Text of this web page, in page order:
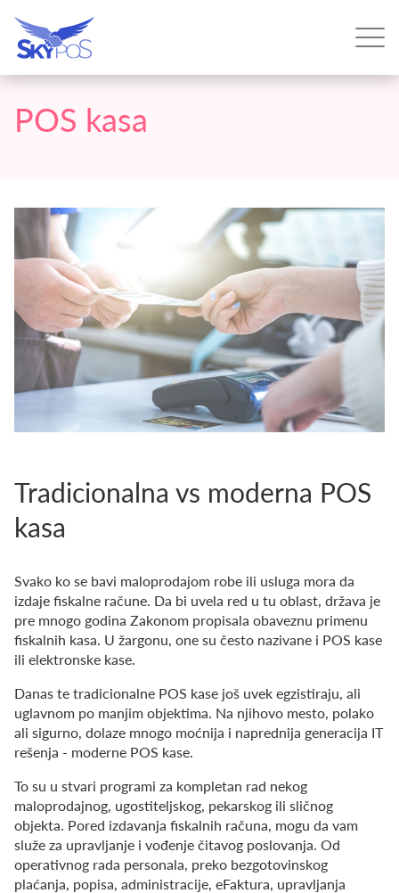
POS kasa
Tradicionalna vs moderna POS
kasa
Svako ko se bavi maloprodajom robe ili usluga mora da
izdaje fiskalne račune. Da bi uvela red u tu oblast, država je
pre mnogo godina Zakonom propisala obaveznu primenu
fiskalnih kasa. U žargonu, one su često nazivane i POS kase
ili elektronske kase.
Danas te tradicionalne POS kase još uvek egzistiraju, ali
uglavnom po manjim objektima. Na njihovo mesto, polako
ali sigurno, dolaze mnogo moćnija i naprednija generacija IT
rešenja - moderne POS kase.
To su u stvari programi za kompletan rad nekog
maloprodajnog, ugostiteljskog, pekarskog ili sličnog
objekta. Pored izdavanja fiskalnih računa, mogu da vam
služe za upravljanje i vođenje čitavog poslovanja. Od
operativnog rada personala, preko bezgotovinskog
plaćanja, popisa, administracije, eFaktura, upravljanja